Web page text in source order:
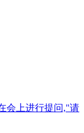
会上进行提问,"请